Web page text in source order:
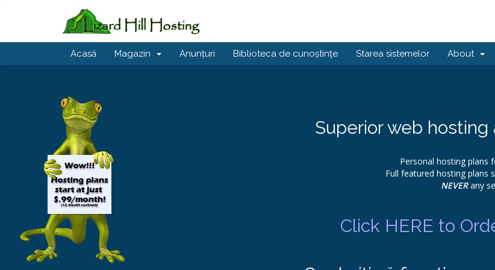
Acasă Magazin Anunțuri Biblioteca de cunoștințe Starea sistemelor About
Superior web
Personal hosting plans
Full featured hosting plans
NEVERany
Click HERE to